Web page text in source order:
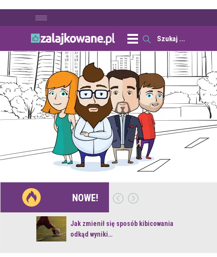
NOWE!
Jak zmienił się sposób kibicowania
odkąd wyniki…